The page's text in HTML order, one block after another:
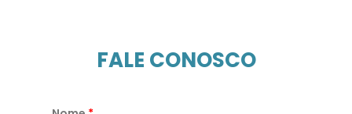
FALE CONOSCO